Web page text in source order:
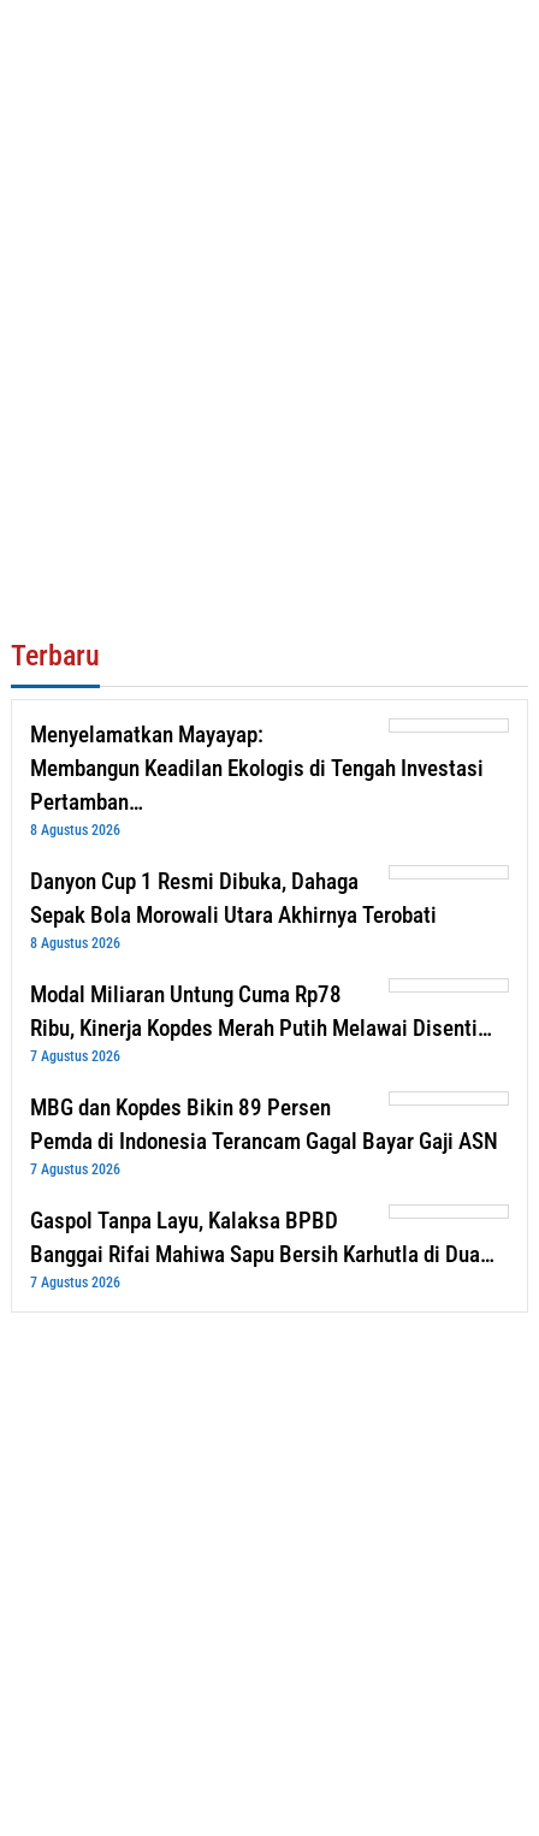
Terbaru
Menyelamatkan Mayayap:
Membangun Keadilan Ekologis di Tengah Investasi
Pertamban…
8 Agustus 2026
Danyon Cup 1 Resmi Dibuka, Dahaga
Sepak Bola Morowali Utara Akhirnya Terobati
8 Agustus 2026
Modal Miliaran Untung Cuma Rp78
Ribu, Kinerja Kopdes Merah Putih Melawai Disenti…
7 Agustus 2026
MBG dan Kopdes Bikin 89 Persen
Pemda di Indonesia Terancam Gagal Bayar Gaji ASN
7 Agustus 2026
Gaspol Tanpa Layu, Kalaksa BPBD
Banggai Rifai Mahiwa Sapu Bersih Karhutla di Dua…
7 Agustus 2026